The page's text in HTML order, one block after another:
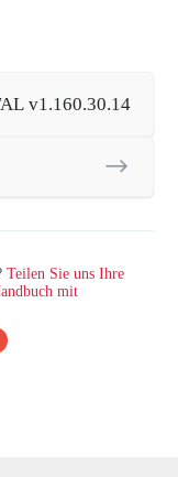
v1.160.30.14
Teilen Sie uns Ihre
mit